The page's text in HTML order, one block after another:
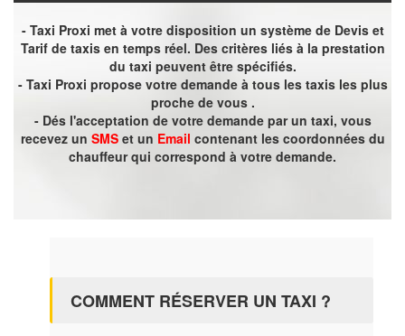
- Taxi Proxi met à votre disposition un système de Devis et
Tarif de taxis en temps réel. Des critères liés à la prestation
du taxi peuvent être spécifiés.
- Taxi Proxi propose votre demande à tous les taxis les plus
proche de vous .
- Dés l'acceptation de votre demande par un taxi, vous
recevez un SMSet un Email contenant les coordonnées du
chauffeur qui correspond à votre demande.
COMMENT RÉSERVER UN TAXI ?